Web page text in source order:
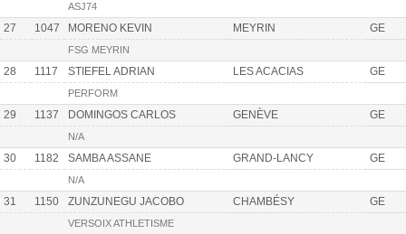
ASJ74
27 1047 MORENO KEVIN MEYRIN GE
FSG MEYRIN
28 1117 STIEFEL ADRIAN LES ACACIAS GE
PERFORM
29 1137 DOMINGOS CARLOS GENÈVE GE
N/A
30 1182 SAMBA ASSANE GRAND-LANCY GE
N/A
31 1150 ZUNZUNEGU JACOBO CHAMBÉSY GE
VERSOIX ATHLETISME